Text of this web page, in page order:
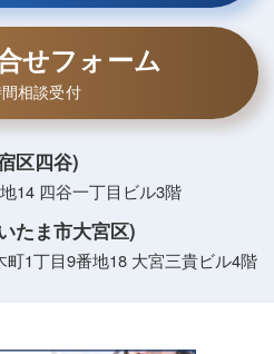
せフォーム
相談受付
区四谷)
14 四谷一丁目ビル3階
たま市大宮区)
1丁目9番地18 大宮三貴ビル4階